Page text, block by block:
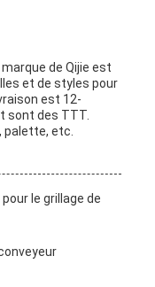
de Qijie est
et de styles pour
est 12-
sont des TTT.
palette, etc.
le grillage de